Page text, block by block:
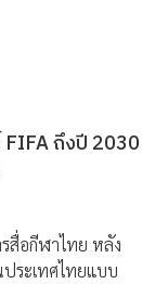
ถึงปี 2030
รสื่อกีฬาไทย หลัง
ระเทศไทยแบบ